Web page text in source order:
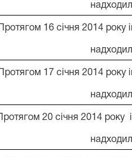
Протягом 16 січня 2014 року
Протягом 17 січня 2014 року
Протягом 20 січня 2014 року